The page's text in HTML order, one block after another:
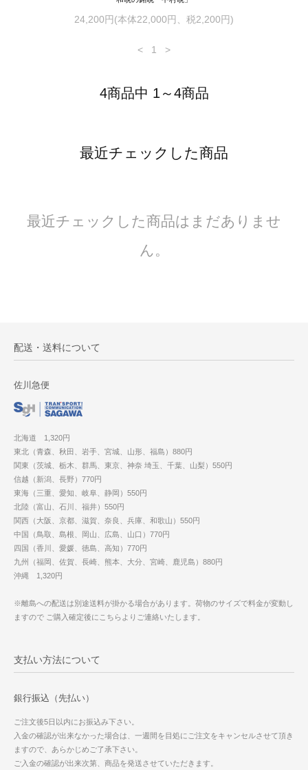
24,200円(本体22,000円、税2,200円)
< 1 >
4商品中 1～4商品
最近チェックした商品
最近チェックした商品はまだありませ
ん。
配送・送料について
佐川急便
北海道 1,320円
東北（青森、秋田、岩手、宮城、山形、福島）880円
関東（茨城、栃木、群馬、東京、神奈 埼玉、千葉、山梨）550円
信越（新潟、長野）770円
東海（三重、愛知、岐阜、静岡）550円
北陸（富山、石川、福井）550円
関西（大阪、京都、滋賀、奈良、兵庫、和歌山）550円
中国（鳥取、島根、岡山、広島、山口）770円
四国（香川、愛媛、徳島、高知）770円
九州（福岡、佐賀、長崎、熊本、大分、宮崎、鹿児島）880円
沖縄 1,320円
※離島への配送は別途送料が掛かる場合があります。荷物のサイズで料金が変動し
ますので ご購入確定後にこちらよりご連絡いたします。
支払い方法について
銀行振込（先払い）
ご注文後5日以内にお振込み下さい。
入金の確認が出来なかった場合は、一週間を目処にご注文をキャンセルさせて頂き
ますので、あらかじめご了承下さい。
ご入金の確認が出来次第、商品を発送させていただきます。